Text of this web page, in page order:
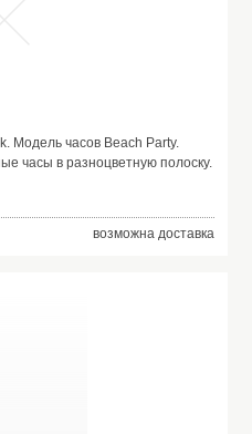
Модель часов Beach Party.
часы в разноцветную полоску.
возможна доставка